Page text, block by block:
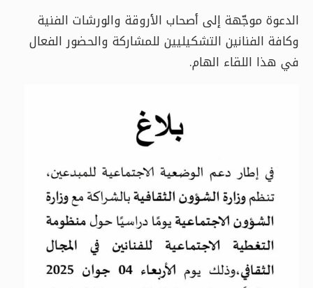
الدعوة موجّهة إلى أصحاب الأروقة والورشات الفنية
وكافة الفنانين التشكيليين للمشاركة والحضور الفعال
في هذا اللقاء الهام.